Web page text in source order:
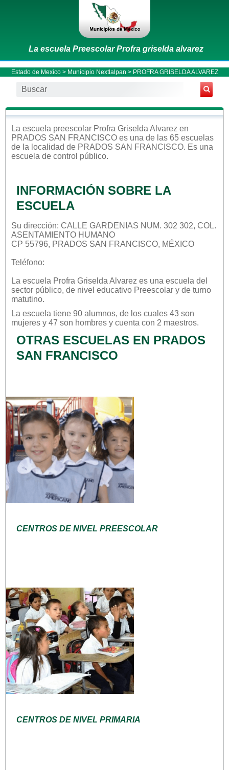
La escuela Preescolar Profra griselda alvarez
Estado de Mexico> Municipio Nextlalpan > PROFRA GRISELDA ALVAREZ
La escuela preescolar Profra Griselda Alvarez en
PRADOS SAN FRANCISCO es una de las 65 escuelas
de la localidad de PRADOS SAN FRANCISCO. Es una
escuela de control público.
INFORMACIÓN SOBRE LA
ESCUELA
Su dirección: CALLE GARDENIAS NUM. 302 302, COL.
ASENTAMIENTO HUMANO
CP 55796, PRADOS SAN FRANCISCO, MÉXICO
Teléfono:
La escuela Profra Griselda Alvarez es una escuela del
sector público, de nivel educativo Preescolar y de turno
matutino.
La escuela tiene 90 alumnos, de los cuales 43 son
mujeres y 47 son hombres y cuenta con 2 maestros.
OTRAS ESCUELAS EN PRADOS
SAN FRANCISCO
CENTROS DE NIVEL PREESCOLAR
CENTROS DE NIVEL PRIMARIA